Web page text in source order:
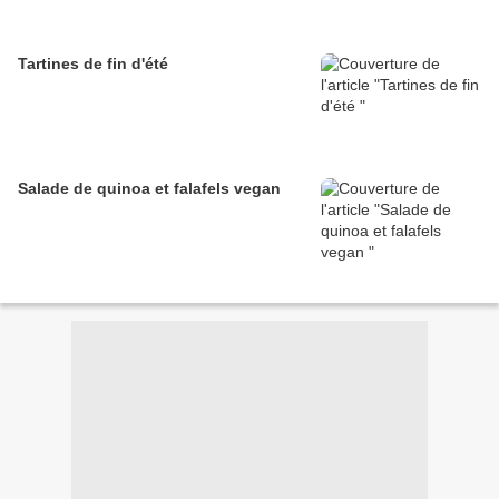
Tartines de fin d'été
Salade de quinoa et falafels vegan